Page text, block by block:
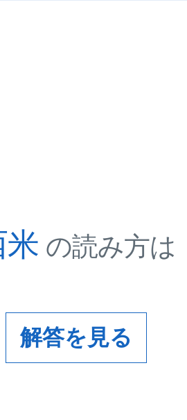
の読み方は
解答を見る